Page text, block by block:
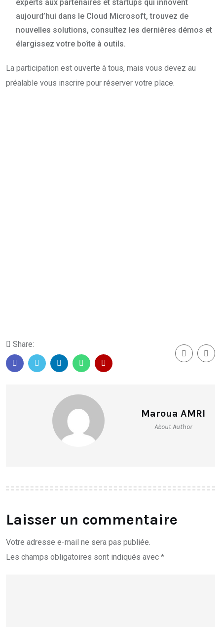
experts aux partenaires et startups qui innovent
aujourd’hui dans le Cloud Microsoft, trouvez de
nouvelles solutions, consultez les dernières démos et
élargissez votre boîte à outils.
La participation est ouverte à tous, mais vous devez au
préalable vous inscrire pour réserver votre place.
Share:
Maroua AMRI
About Author
Laisser un commentaire
Votre adresse e-mail ne sera pas publiée.
Les champs obligatoires sont indiqués avec *